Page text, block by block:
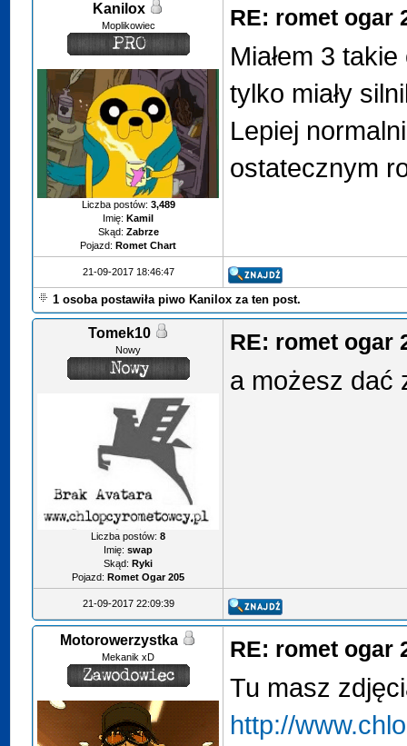
Kanilox
Moplikowiec
Liczba postów: 3,489
Imię: Kamil
Skąd: Zabrze
Pojazd: Romet Chart
RE: romet ogar
Miałem 3
tylko miały
Lepiej
ostatecznym
21-09-2017 18:46:47
1 osoba postawiła piwo Kanilox za ten post.
Tomek10
Nowy
Liczba postów:8
Imię: swap
Skąd: Ryki
Pojazd: Romet Ogar 205
RE: romet ogar
a możesz dać
21-09-2017 22:09:39
Motorowerzystka
Mekanik xD RE: romet ogar
Tu masz
http://